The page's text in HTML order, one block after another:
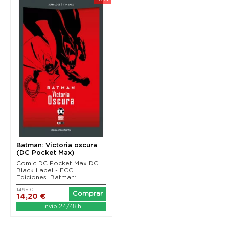
Batman: Victoria oscura
(DC Pocket Max)
Comic DC Pocket Max DC
Black Label - ECC
Ediciones. Batman:...
14,20 €
14,95 €
Comprar
Envío 24/48 h